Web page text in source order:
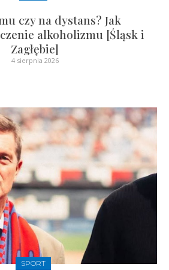
czy na dystans? Jak
alkoholizmu [Śląsk i
Zagłębie]
4 sierpnia 2026
SPORT